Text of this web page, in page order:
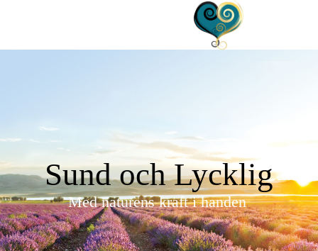
Sund och Lycklig
Med naturens kraft i handen